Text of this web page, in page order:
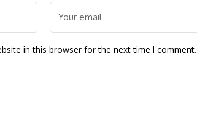
in this browser for the next time I comment.